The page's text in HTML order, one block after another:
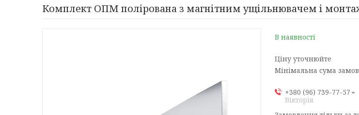
Комплект ОПМ полірована з магнітним ущільнювачем і
В наявності
Ціну уточнюйте
Мінімальна сума
+380 (96) 739-77-57
Вікторія